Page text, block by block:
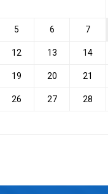
5 6 7
12 13 14
19 20 21
26 27 28